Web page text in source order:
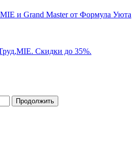
и Grand Master от Формула Уюта
Скидки до 35%.
Продолжить